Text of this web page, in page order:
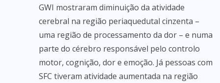
GWI mostraram diminuição da atividade
cerebral na região periaquedutal cinzenta –
uma região de processamento da dor – e numa
parte do cérebro responsável pelo controlo
motor, cognição, dor e emoção. Já pessoas com
SFC tiveram atividade aumentada na região